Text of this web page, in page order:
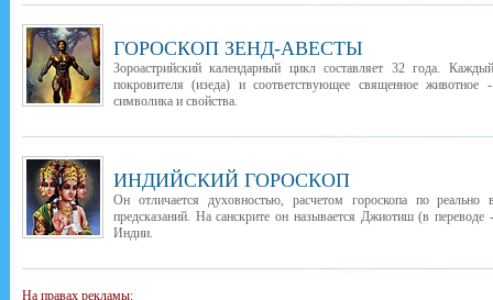
ГОРОСКОП ЗЕНД-АВЕСТЫ
Зороастрийский календарный цикл составляет 32 года.
покровителя (изеда) и соответствующее священное
символика и свойства.
ИНДИЙСКИЙ ГОРОСКОП
Он отличается духовностью, расчетом гороскопа по
предсказаний. На санскрите он называется Джиотиш (в переводе
Индии.
На правах рекламы: